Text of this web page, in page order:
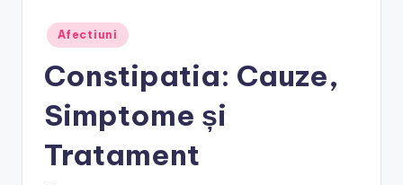
Posted
in
Afectiuni
Constipatia: Cauze,
Simptome și
Tratament